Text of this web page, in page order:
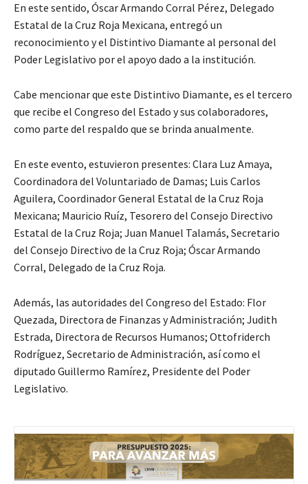
En este sentido, Óscar Armando Corral Pérez, Delegado
Estatal de la Cruz Roja Mexicana, entregó un
reconocimiento y el Distintivo Diamante al personal del
Poder Legislativo por el apoyo dado a la institución.
Cabe mencionar que este Distintivo Diamante, es el tercero
que recibe el Congreso del Estado y sus colaboradores,
como parte del respaldo que se brinda anualmente.
En este evento, estuvieron presentes: Clara Luz Amaya,
Coordinadora del Voluntariado de Damas; Luis Carlos
Aguilera, Coordinador General Estatal de la Cruz Roja
Mexicana; Mauricio Ruíz, Tesorero del Consejo Directivo
Estatal de la Cruz Roja; Juan Manuel Talamás, Secretario
del Consejo Directivo de la Cruz Roja; Óscar Armando
Corral, Delegado de la Cruz Roja.
Además, las autoridades del Congreso del Estado: Flor
Quezada, Directora de Finanzas y Administración; Judith
Estrada, Directora de Recursos Humanos; Ottofriderch
Rodríguez, Secretario de Administración, así como el
diputado Guillermo Ramírez, Presidente del Poder
Legislativo.